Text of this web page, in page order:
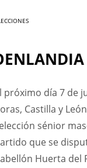
próximo día 7 de
Castilla y
sénior
que se
Huerta del